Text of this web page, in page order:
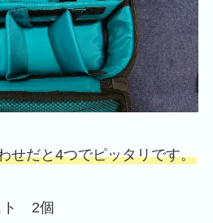
せだと4つでピッタリです。
ト 2個